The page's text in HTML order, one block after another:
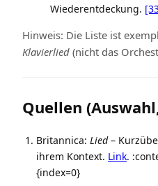
Wiederentdeckung.
Hinweis: Die Liste ist
Klavierlied (nicht das
Quellen
Britannica: Lied–
ihrem Kontext. Link.
{index=0}